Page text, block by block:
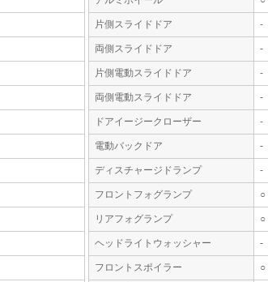
片側スライドドア -
両側スライドドア -
片側電動スライドドア -
両側電動スライドドア -
ドアイージークローザー -
電動バックドア -
ディスチャージドランプ -
フロントフォグランプ ○
リアフォグランプ ○
ヘッドライトウォッシャー -
フロントスポイラー ○